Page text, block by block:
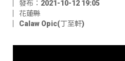
發布：2021-10-12 19:05
花蓮縣
Calaw Opic(丁至軒)